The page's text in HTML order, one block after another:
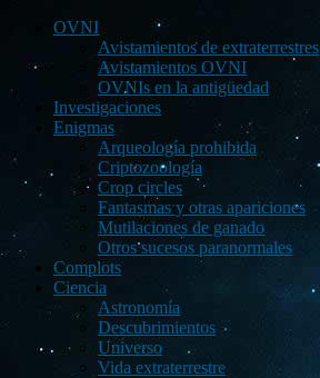
OVNI
Avistamientos de extraterrestres
Avistamientos OVNI
OVNIs en la antigüedad
Investigaciones
Enigmas
Arqueología prohibida
Criptozoología
Crop circles
Fantasmas y otras apariciones
Mutilaciones de ganado
Otros sucesos paranormales
Complots
Ciencia
Astronomía
Descubrimientos
Universo
Vida extraterrestre